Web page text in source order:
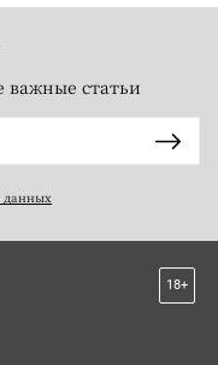
статьи
данных
18+